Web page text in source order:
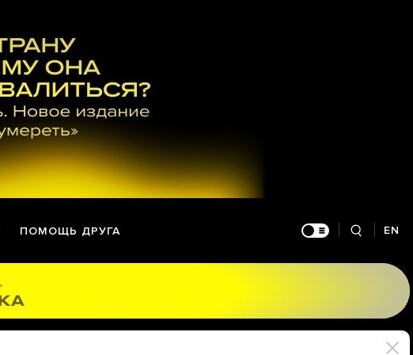
ПОМОЩЬ ДРУГА EN